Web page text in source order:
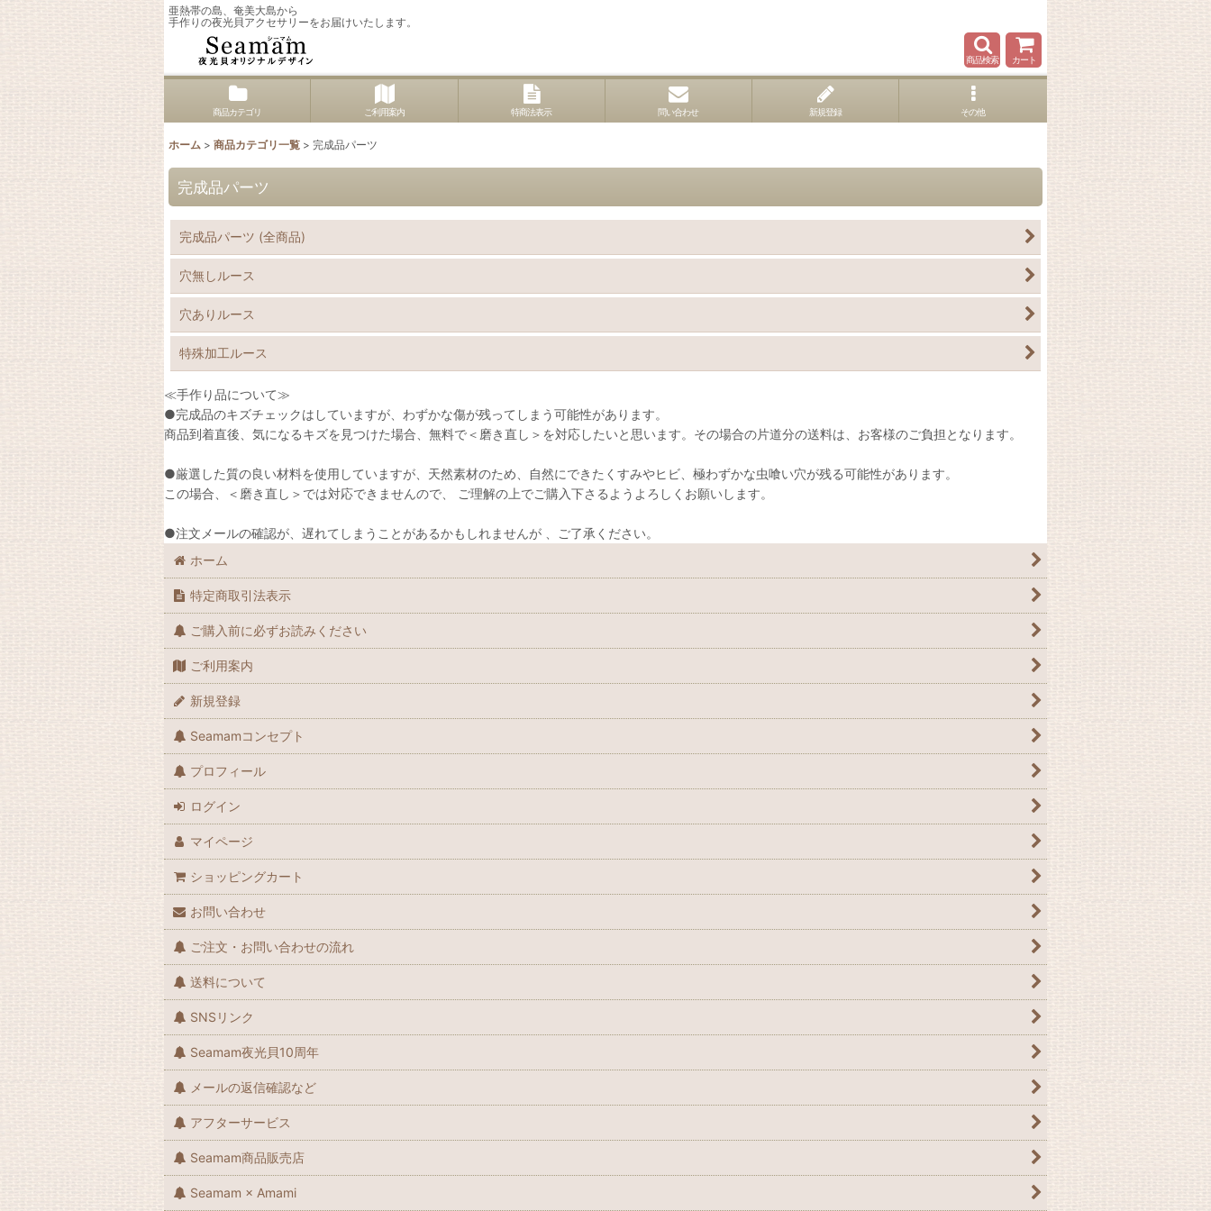
亜熱帯の島、奄美大島から
手作りの夜光貝アクセサリーをお届けいたします。
商品検索 カート
商品カテゴリ ご利用案内 特商法表示 問い合わせ 新規登録 その他
ホーム > 商品カテゴリ一覧 > 完成品パーツ
完成品パーツ
完成品パーツ (全商品)
穴無しルース
穴ありルース
特殊加工ルース
≪手作り品について≫
●完成品のキズチェックはしていますが、わずかな傷が残ってしまう可能性があります。
商品到着直後、気になるキズを見つけた場合、無料で＜磨き直し＞を対応したいと思います。その場合の片道分の送料は、お客様のご負担となります。
●厳選した質の良い材料を使用していますが、天然素材のため、自然にできたくすみやヒビ、極わずかな虫喰い穴が残る可能性があります。
この場合、＜磨き直し＞では対応できませんので、 ご理解の上でご購入下さるようよろしくお願いします。
●注文メールの確認が、遅れてしまうことがあるかもしれませんが 、ご了承ください。
ホーム
特定商取引法表示
ご購入前に必ずお読みください
ご利用案内
新規登録
Seamamコンセプト
プロフィール
ログイン
マイページ
ショッピングカート
お問い合わせ
ご注文・お問い合わせの流れ
送料について
SNSリンク
Seamam夜光貝10周年
メールの返信確認など
アフターサービス
Seamam商品販売店
Seamam × Amami